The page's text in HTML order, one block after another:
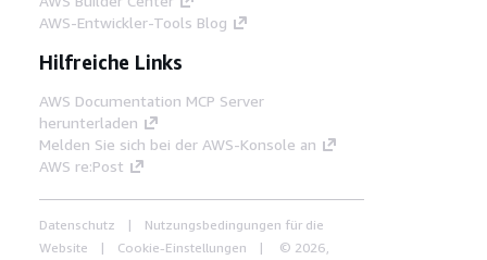
AWS-Entwickler-Tools Blog
Hilfreiche Links
AWS Documentation MCP Server
herunterladen
Melden Sie sich bei der AWS-Konsole an
AWS re:Post
Datenschutz
Nutzungsbedingungen für die
Website
Cookie-Einstellungen
© 2026,